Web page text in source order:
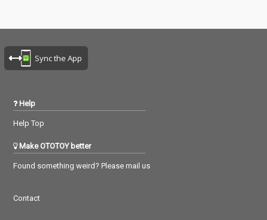
Sync the App
Help
Help Top
Make OTOTOY better
Found something weird? Please mail us
Contact